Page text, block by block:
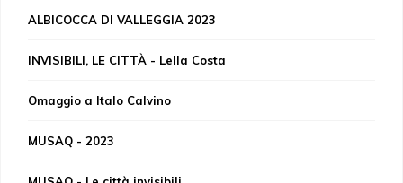
ALBICOCCA DI VALLEGGIA 2023
INVISIBILI, LE CITTÀ - Lella Costa
Omaggio a Italo Calvino
MUSAQ - 2023